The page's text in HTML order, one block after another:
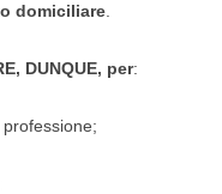
domiciliare
DUNQUE, per: